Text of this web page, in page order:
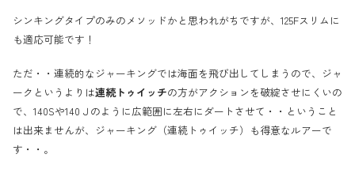
シンキングタイプのみのメソッドかと思われがちですが、125Fスリムに
も適応可能です！
ただ・・連続的なジャーキングでは海面を飛び出してしまうので、ジャ
ークというよりは連続トゥイッチの方がアクションを破綻させにくいの
で、140Sや140Ｊのように広範囲に左右にダートさせて・・ということ
は出来ませんが、ジャーキング（連続トゥイッチ）も得意なルアーで
す・・。